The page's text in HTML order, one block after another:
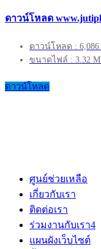
ดาวน์โหลด
ดาวน์โหลด : 6,086
ขนาดไฟล์ : 3.32
ดาวน์โหลด
ศูนย์ช่วยเหลือ
เกี่ยวกับเรา
ติดต่อเรา
ร่วมงานกับเรา4
แผนผังเว็บไซต์